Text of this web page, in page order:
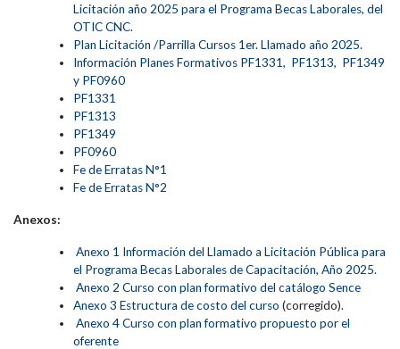
Licitación año 2025 para el Programa Becas Laborales, del
OTIC CNC.
Plan Licitación /Parrilla Cursos 1er. Llamado año 2025.
Información Planes Formativos PF1331, PF1313, PF1349
y PF0960
PF1331
PF1313
PF1349
PF0960
Fe de Erratas N°1
Fe de Erratas N°2
Anexos:
Anexo 1 Información del Llamado a Licitación Pública para
el Programa Becas Laborales de Capacitación, Año 2025.
Anexo 2 Curso con plan formativo del catálogo Sence
Anexo 3 Estructura de costo del curso (corregido).
Anexo 4 Curso con plan formativo propuesto por el
oferente